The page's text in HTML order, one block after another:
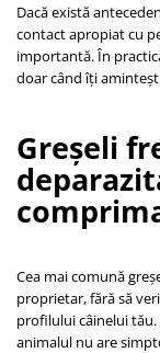
Dacă există
contact apropiat cu
importantă. În
doar când îți
Greșeli
Cea mai comună
proprietar, fără să
profilului câinelui tău.
animalul nu are